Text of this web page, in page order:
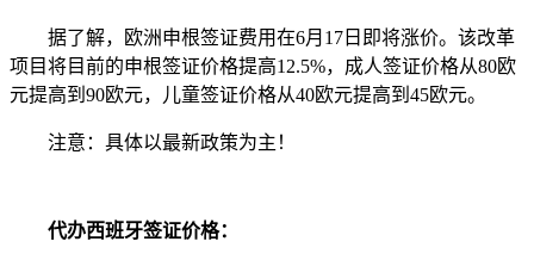
据了解，欧洲申根签证费用在6月17日即将涨价。该改革
项目将目前的申根签证价格提高12.5%，成人签证价格从80欧
元提高到90欧元，儿童签证价格从40欧元提高到45欧元。
注意：具体以最新政策为主！
代办西班牙签证价格：